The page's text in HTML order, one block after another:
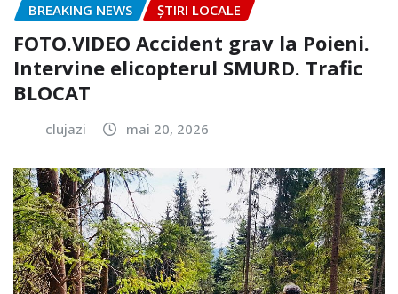
BREAKING NEWS ȘTIRI LOCALE
FOTO.VIDEO Accident grav la Poieni.
Intervine elicopterul SMURD. Trafic
BLOCAT
clujazi mai 20, 2026